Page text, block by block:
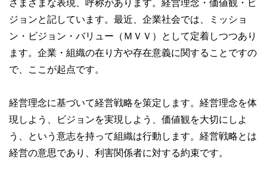
さまざまな表現、呼称があります。経営理念・価値観・ビ
ジョンと記しています。最近、企業社会では、ミッショ
ン・ビジョン・バリュー（ＭＶＶ）として定着しつつあり
ます。企業・組織の在り方や存在意義に関することですの
で、ここが起点です。
経営理念に基づいて経営戦略を策定します。経営理念を体
現しよう、ビジョンを実現しよう、価値観を大切にしよ
う、という意志を持って組織は行動します。経営戦略とは
経営の意思であり、利害関係者に対する約束です。